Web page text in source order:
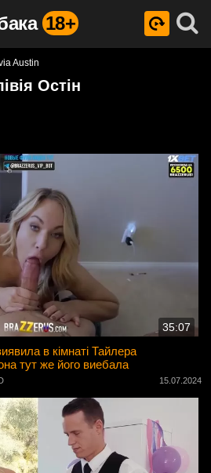
18+
Austin
Остін
35:07
в кімнаті Тайлера
тут же його виебала
15.07.2024